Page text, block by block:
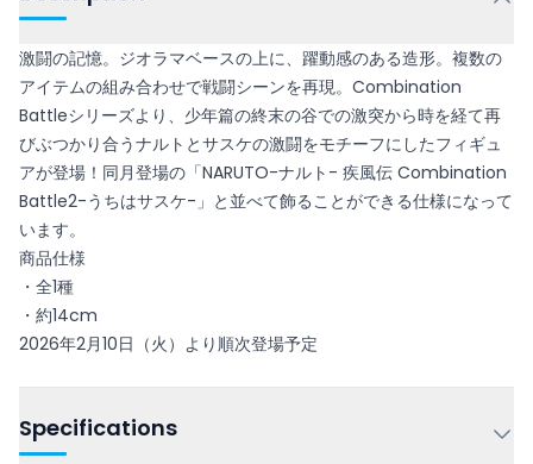
激闘の記憶。ジオラマベースの上に、躍動感のある造形。複数の
アイテムの組み合わせで戦闘シーンを再現。Combination
Battleシリーズより、少年篇の終末の谷での激突から時を経て再
びぶつかり合うナルトとサスケの激闘をモチーフにしたフィギュ
アが登場！同月登場の「NARUTO-ナルト- 疾風伝 Combination
Battle2-うちはサスケ-」と並べて飾ることができる仕様になって
います。
商品仕様
・全1種
・約14cm
2026年2月10日（火）より順次登場予定
Specifications